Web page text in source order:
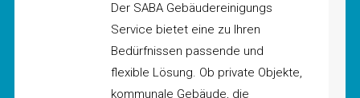
Der SABA Gebäudereinigungs
Service bietet eine zu Ihren
Bedürfnissen passende und
flexible Lösung. Ob private Objekte,
kommunale Gebäude, die